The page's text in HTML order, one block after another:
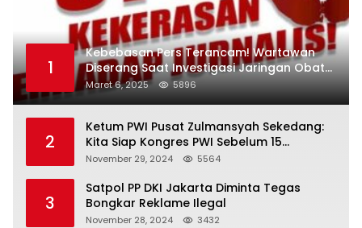
1
Kebebasan Pers Terancam! Wartawan
Diserang Saat Investigasi Jaringan Obat
Terlarang
Maret 6, 2025 5896
2
Ketum PWI Pusat Zulmansyah Sekedang:
Kita Siap Kongres PWI Sebelum 15
Desember 2024
November 29, 2024 5564
3
Satpol PP DKI Jakarta Diminta Tegas
Bongkar Reklame Ilegal
November 28, 2024 3432